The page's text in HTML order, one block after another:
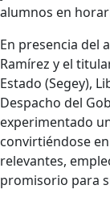
alumnos en
En presencia del
Ramírez y el
Estado (Segey),
Despacho del
experimentado
convirtiéndose
relevantes,
promisorio para